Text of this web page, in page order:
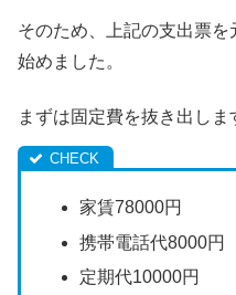
そのため、上記の支出票
始めました。
まずは固定費を抜き出しま
家賃78000円
携帯電話代8000円
定期代10000円